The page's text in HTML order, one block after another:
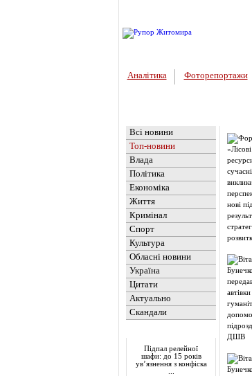
Аналітика Фоторепортажи
Всі новини
Топ-новини
Влада
Політика
Економіка
Життя
Кримінал
Спорт
Культура
Обласні новини
Україна
Цитати
Актуально
Скандали
Підпал релейної
шафи: до 15 років
ув’язнення з конфіска